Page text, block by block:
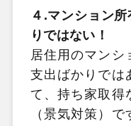
４.マンション
りではない！
居住用のマンシ
支出ばかりでは
て、持ち家取得
（景気対策）